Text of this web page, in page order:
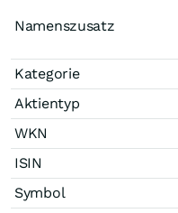
Namenszusatz
Kategorie
Aktientyp
WKN
ISIN
Symbol